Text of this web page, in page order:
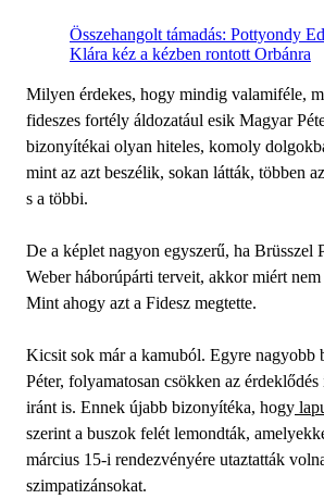
Összehangolt támadás: Pottyondy
Klára kéz a kézben rontott Orbánra
Milyen érdekes, hogy mindig valamiféle,
fideszes fortély áldozatául esik Magyar
bizonyítékai olyan hiteles, komoly
mint az azt beszélik, sokan látták, többen
s a többi.
De a képlet nagyon egyszerű, ha Brüsszel
Weber háborúpárti terveit, akkor miért nem
Mint ahogy azt a Fidesz megtette.
Kicsit sok már a kamuból. Egyre nagyobb
Péter, folyamatosan csökken az érdeklődés
iránt is. Ennek újabb bizonyítéka, hogy
szerint a buszok felét lemondták,
március 15-i rendezvényére utaztatták
szimpatizánsokat.